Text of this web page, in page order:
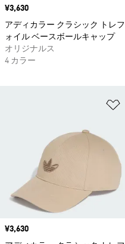
価格
¥3,630
アディカラー クラシック トレフ
ォイル ベースボールキャップ
オリジナルス
4 カラー
価格
¥3,630